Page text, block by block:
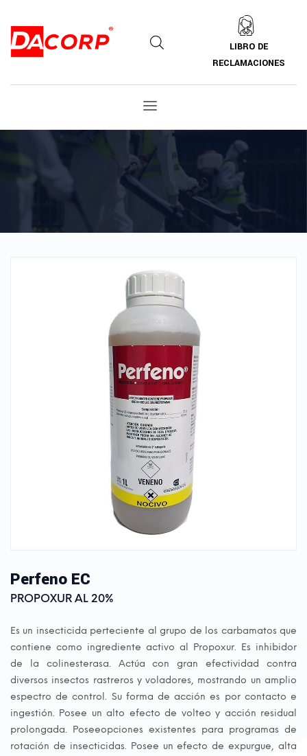
LIBRO DE
RECLAMACIONES
Perfeno EC
PROPOXUR AL 20%
Es un insecticida perteciente al grupo de los carbamatos que
contiene como ingrediente activo al Propoxur. Es inhibidor
de la colinesterasa. Actúa con gran efectividad contra
diversos insectos rastreros y voladores, mostrando un amplio
espectro de control. Su forma de acción es por contacto e
ingestión. Posee un alto efecto de volteo y acción residual
prolongada. Poseeopciones existentes para programas de
rotación de insecticidas. Posee un efecto de expurgue, alta